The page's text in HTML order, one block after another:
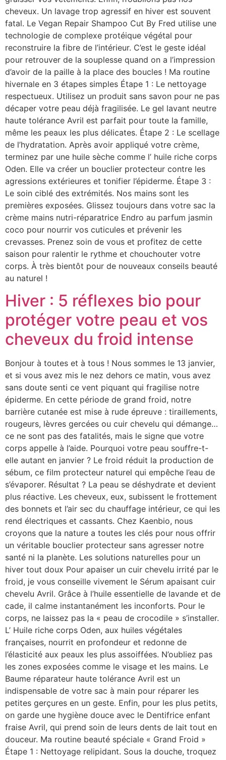
cheveux. Un lavage trop agressif en hiver est souvent
fatal. Le Vegan Repair Shampoo Cut By Fred utilise une
technologie de complexe protéique végétal pour
reconstruire la fibre de l’intérieur. C’est le geste idéal
pour retrouver de la souplesse quand on a l’impression
d’avoir de la paille à la place des boucles ! Ma routine
hivernale en 3 étapes simples Étape 1 : Le nettoyage
respectueux. Utilisez un produit sans savon pour ne pas
décaper votre peau déjà fragilisée. Le gel lavant neutre
haute tolérance Avril est parfait pour toute la famille,
même les peaux les plus délicates. Étape 2 : Le scellage
de l’hydratation. Après avoir appliqué votre crème,
terminez par une huile sèche comme l’ huile riche corps
Oden. Elle va créer un bouclier protecteur contre les
agressions extérieures et tonifier l’épiderme. Étape 3 :
Le soin ciblé des extrémités. Nos mains sont les
premières exposées. Glissez toujours dans votre sac la
crème mains nutri-réparatrice Endro au parfum jasmin
coco pour nourrir vos cuticules et prévenir les
crevasses. Prenez soin de vous et profitez de cette
saison pour ralentir le rythme et chouchouter votre
corps. À très bientôt pour de nouveaux conseils beauté
au naturel !
Hiver : 5 réflexes bio pour
protéger votre peau et vos
cheveux du froid intense
Bonjour à toutes et à tous ! Nous sommes le 13 janvier,
et si vous avez mis le nez dehors ce matin, vous avez
sans doute senti ce vent piquant qui fragilise notre
épiderme. En cette période de grand froid, notre
barrière cutanée est mise à rude épreuve : tiraillements,
rougeurs, lèvres gercées ou cuir chevelu qui démange…
ce ne sont pas des fatalités, mais le signe que votre
corps appelle à l’aide. Pourquoi votre peau souffre-t-
elle autant en janvier ? Le froid réduit la production de
sébum, ce film protecteur naturel qui empêche l’eau de
s’évaporer. Résultat ? La peau se déshydrate et devient
plus réactive. Les cheveux, eux, subissent le frottement
des bonnets et l’air sec du chauffage intérieur, ce qui les
rend électriques et cassants. Chez Kaenbio, nous
croyons que la nature a toutes les clés pour nous offrir
un véritable bouclier protecteur sans agresser notre
santé ni la planète. Les solutions naturelles pour un
hiver tout doux Pour apaiser un cuir chevelu irrité par le
froid, je vous conseille vivement le Sérum apaisant cuir
chevelu Avril. Grâce à l’huile essentielle de lavande et de
cade, il calme instantanément les inconforts. Pour le
corps, ne laissez pas la « peau de crocodile » s’installer.
L’ Huile riche corps Oden, aux huiles végétales
françaises, nourrit en profondeur et redonne de
l’élasticité aux peaux les plus assoiffées. N’oubliez pas
les zones exposées comme le visage et les mains. Le
Baume réparateur haute tolérance Avril est un
indispensable de votre sac à main pour réparer les
petites gerçures en un geste. Enfin, pour les plus petits,
on garde une hygiène douce avec le Dentifrice enfant
fraise Avril, qui prend soin de leurs dents de lait tout en
douceur. Ma routine beauté spéciale « Grand Froid »
Étape 1 : Nettoyage relipidant. Sous la douche, troquez